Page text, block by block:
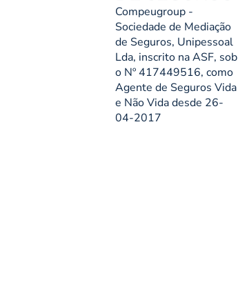
Compeugroup -
Sociedade de Mediação
de Seguros, Unipessoal
Lda, inscrito na ASF, sob
o Nº 417449516, como
Agente de Seguros Vida
e Não Vida desde 26-
04-2017